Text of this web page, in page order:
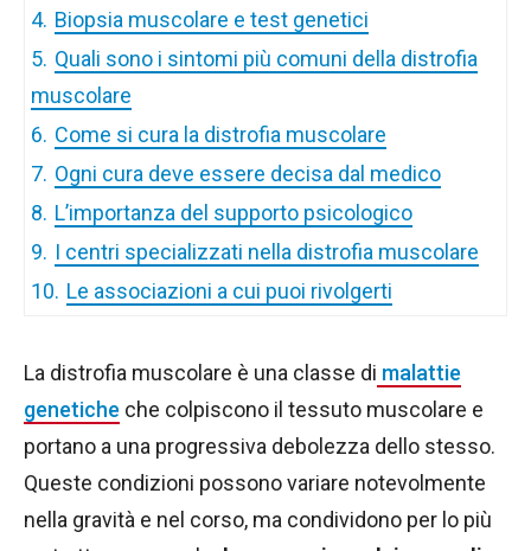
4. Biopsia muscolare e test genetici
5. Quali sono i sintomi più comuni della distrofia
muscolare
6. Come si cura la distrofia muscolare
7. Ogni cura deve essere decisa dal medico
8. L’importanza del supporto psicologico
9. I centri specializzati nella distrofia muscolare
10. Le associazioni a cui puoi rivolgerti
La distrofia muscolare è una classe di malattie
genetiche che colpiscono il tessuto muscolare e
portano a una progressiva debolezza dello stesso.
Queste condizioni possono variare notevolmente
nella gravità e nel corso, ma condividono per lo più